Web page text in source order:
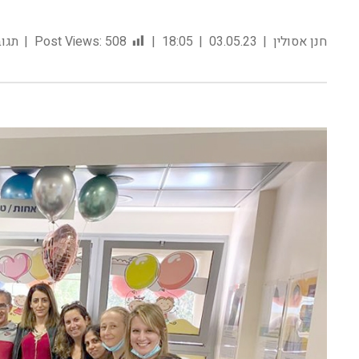
חנן אסולין 03.05.23
18:05
Post Views: 508